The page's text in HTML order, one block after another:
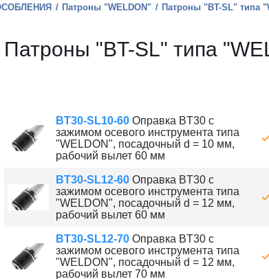
Патроны "WELDON" Патроны "BT-SL" типа
Патроны "BT-SL" типа
BT30-SL10-60 Оправка BT30 с
зажимом осевого инструмента типа
"WELDON", посадочный d = 10 мм,
рабочий вылет 60 мм
BT30-SL12-60 Оправка BT30 с
зажимом осевого инструмента типа
"WELDON", посадочный d = 12 мм,
рабочий вылет 60 мм
BT30-SL12-70 Оправка BT30 с
зажимом осевого инструмента типа
"WELDON", посадочный d = 12 мм,
рабочий вылет 70 мм